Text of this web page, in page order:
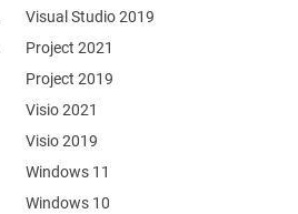
Visual Studio 2019
Project 2021
Project 2019
Visio 2021
Visio 2019
Windows 11
Windows 10